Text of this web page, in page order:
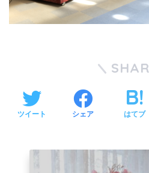
ツイート シェア はてブ